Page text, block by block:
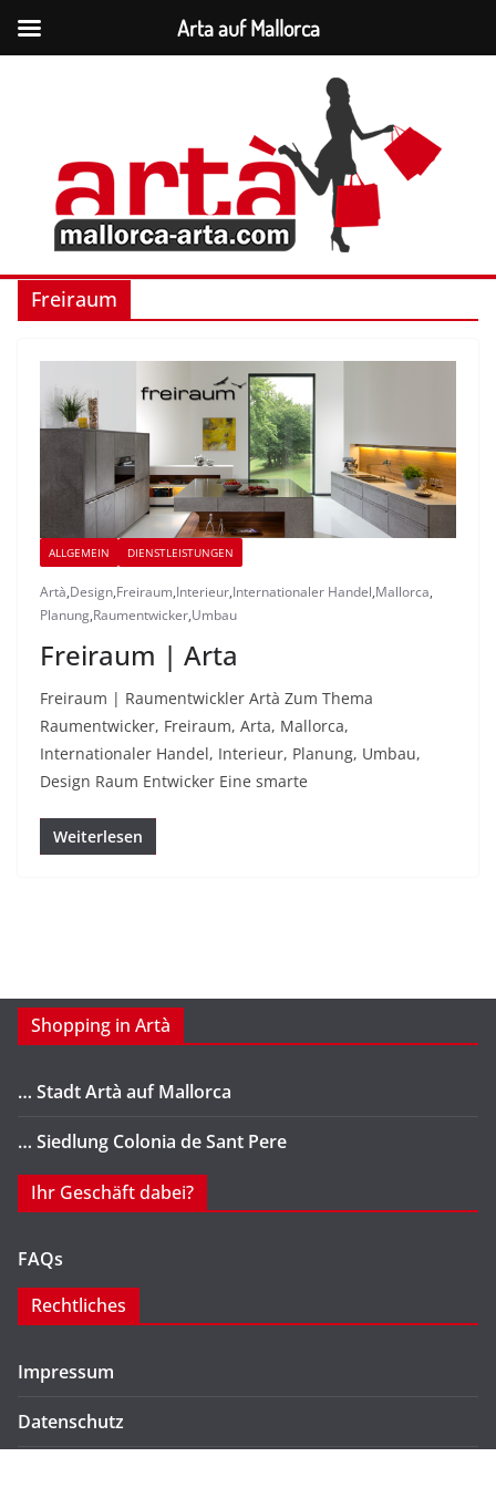
Freiraum
ALLGEMEIN DIENSTLEISTUNGEN
Artà,Design,Freiraum,Interieur,Internationaler Handel,Mallorca,
Planung,Raumentwicker,Umbau
Freiraum | Arta
Freiraum | Raumentwickler Artà Zum Thema
Raumentwicker, Freiraum, Arta, Mallorca,
Internationaler Handel, Interieur, Planung, Umbau,
Design Raum Entwicker Eine smarte
Weiterlesen
Shopping in Artà
… Stadt Artà auf Mallorca
… Siedlung Colonia de Sant Pere
Ihr Geschäft dabei?
FAQs
Rechtliches
Impressum
Datenschutz
Arta auf Mallorca